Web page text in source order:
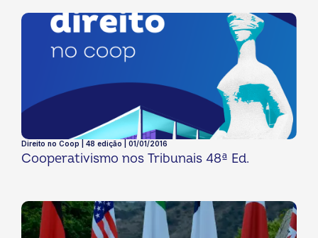
Direito no Coop | 48 edição | 01/01/2016
Cooperativismo nos Tribunais 48ª Ed.